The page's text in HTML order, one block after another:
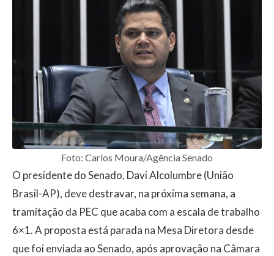
Foto: Carlos Moura/Agência Senado
O presidente do Senado, Davi Alcolumbre (União
Brasil-AP), deve destravar, na próxima semana, a
tramitação da PEC que acaba com a escala de trabalho
6×1. A proposta está parada na Mesa Diretora desde
que foi enviada ao Senado, após aprovação na Câmara